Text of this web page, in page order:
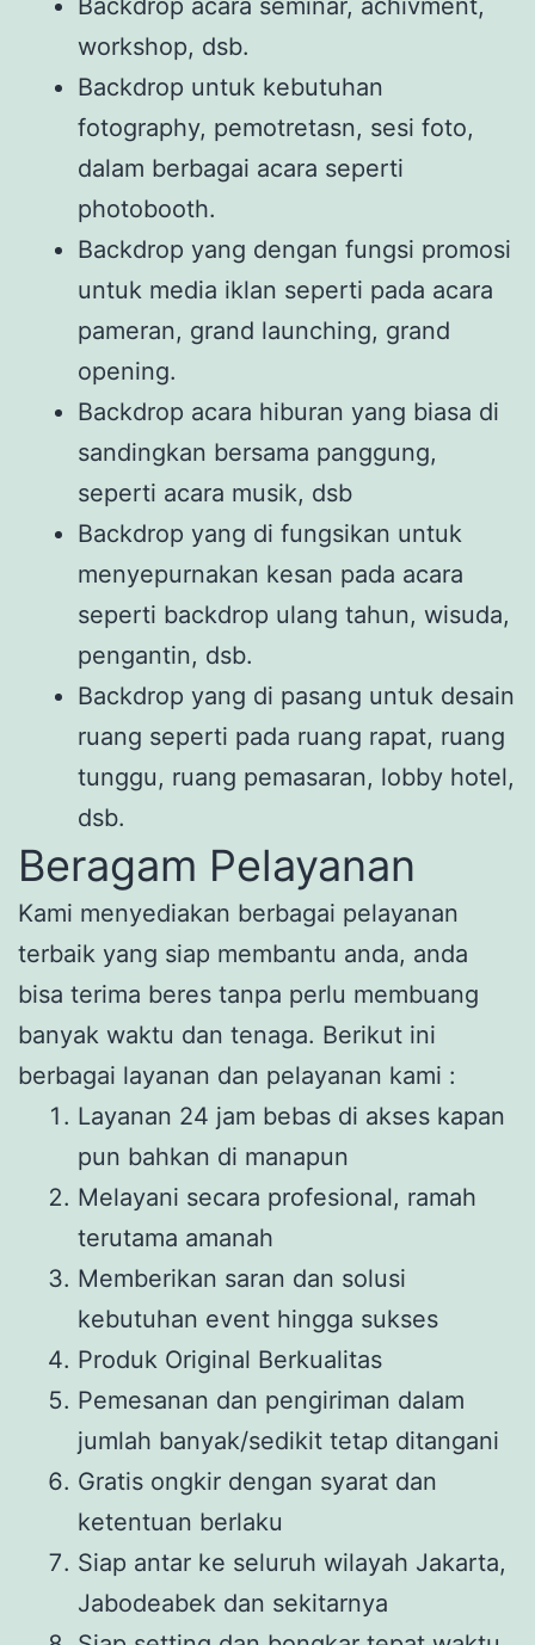
Backdrop acara seminar, achivment,
workshop, dsb.
Backdrop untuk kebutuhan
fotography, pemotretasn, sesi foto,
dalam berbagai acara seperti
photobooth.
Backdrop yang dengan fungsi promosi
untuk media iklan seperti pada acara
pameran, grand launching, grand
opening.
Backdrop acara hiburan yang biasa di
sandingkan bersama panggung,
seperti acara musik, dsb
Backdrop yang di fungsikan untuk
menyepurnakan kesan pada acara
seperti backdrop ulang tahun, wisuda,
pengantin, dsb.
Backdrop yang di pasang untuk desain
ruang seperti pada ruang rapat, ruang
tunggu, ruang pemasaran, lobby hotel,
dsb.
Beragam Pelayanan
Kami menyediakan berbagai pelayanan
terbaik yang siap membantu anda, anda
bisa terima beres tanpa perlu membuang
banyak waktu dan tenaga. Berikut ini
berbagai layanan dan pelayanan kami :
Layanan 24 jam bebas di akses kapan
pun bahkan di manapun
Melayani secara profesional, ramah
terutama amanah
Memberikan saran dan solusi
kebutuhan event hingga sukses
Produk Original Berkualitas
Pemesanan dan pengiriman dalam
jumlah banyak/sedikit tetap ditangani
Gratis ongkir dengan syarat dan
ketentuan berlaku
Siap antar ke seluruh wilayah Jakarta,
Jabodeabek dan sekitarnya